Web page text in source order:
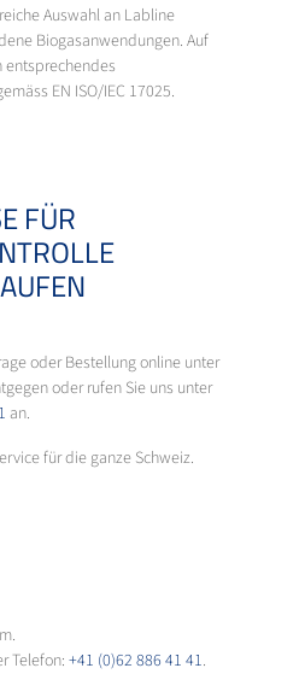
Auswahl an Labline
Biogasanwendungen. Auf
entsprechendes
EN ISO/IEC 17025.
FÜR
oder Bestellung online unter
oder rufen Sie uns unter
an.
für die ganze Schweiz.
Telefon:+41 (0)62 886 41 41.